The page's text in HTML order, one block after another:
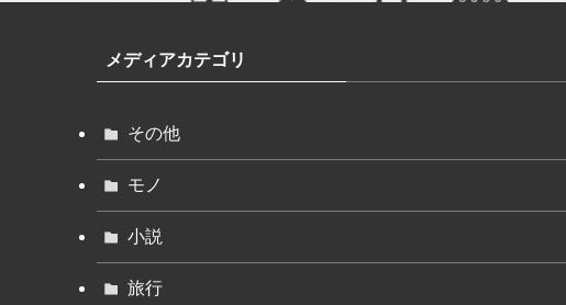
メディアカテゴリ
その他
モノ
小説
旅行